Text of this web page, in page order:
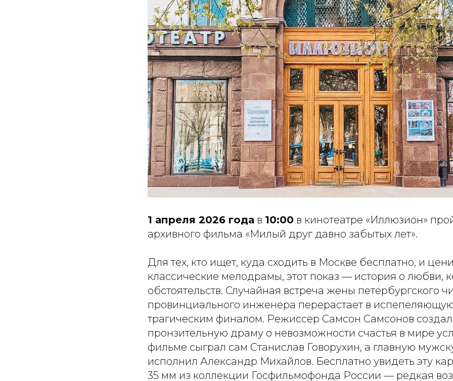
1 апреля 2026 года в 10:00 в кинотеатре «Иллюзион»
архивного фильма «Милый друг давно забытых лет».
Для тех, кто ищет, куда сходить в Москве бесплатно, и
классические мелодрамы, этот показ — история о любви,
обстоятельств. Случайная встреча жены петербургского
провинциального инженера перерастает в испепеляющую
трагическим финалом. Режиссер Самсон Самсонов создал
пронзительную драму о невозможности счастья в мире
фильме сыграл сам Станислав Говорухин, а главную
исполнил Александр Михайлов. Бесплатно увидеть эту
35 мм из коллекции Госфильмофонда России — редкая